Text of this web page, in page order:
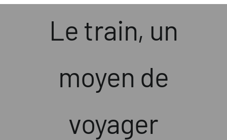
Le train, un
moyen de
voyager